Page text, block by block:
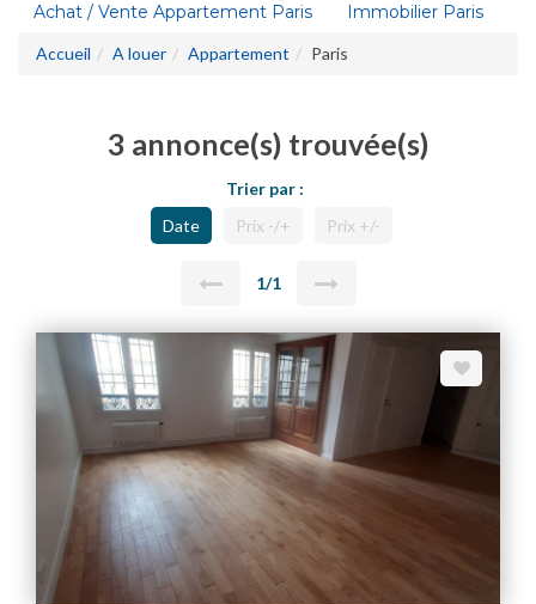
Achat / Vente Appartement Paris Immobilier Paris
Accueil A louer Appartement Paris
3 annonce(s) trouvée(s)
Trier par :
Date
Prix -/+ Prix +/-
1/1